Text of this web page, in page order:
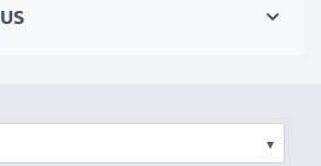
testaus ▾